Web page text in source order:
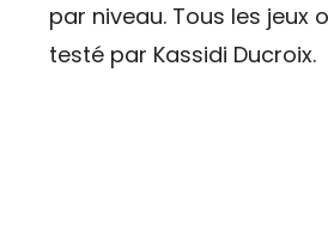
par niveau. Tous les jeux
testé par Kassidi Ducroix.